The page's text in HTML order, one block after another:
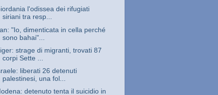
l'odissea dei rifugiati
siriani tra resp...
"Io, dimenticata in cella perché
sono bahai"...
strage di migranti, trovati 87
corpi Sette ...
liberati 26 detenuti
palestinesi, una fol...
detenuto tenta il suicidio in